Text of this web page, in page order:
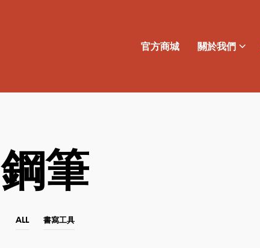
官方商城 關於我們
鋼筆
ALL 書寫工具